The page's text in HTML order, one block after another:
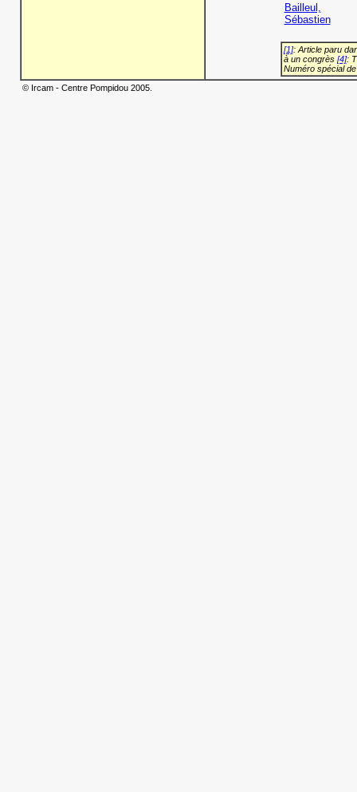
Bailleul,
Sébastien
[1]: Article paru
à un congrès [4]:
Numéro spécial
© Ircam - Centre Pompidou 2005.